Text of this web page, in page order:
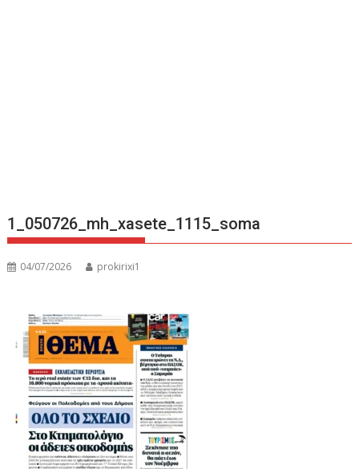
1_050726_mh_xasete_1115_soma
04/07/2026 prokirixi1